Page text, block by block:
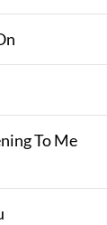
To Me